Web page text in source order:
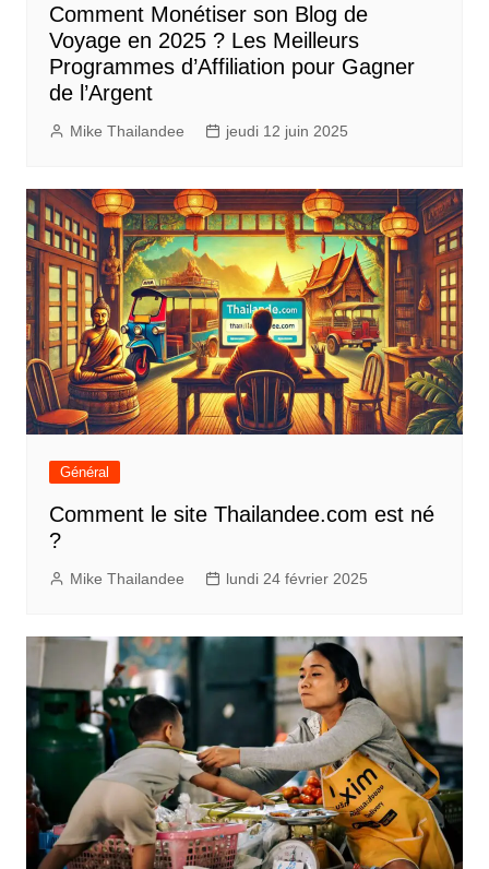
Comment Monétiser son Blog de
Voyage en 2025 ? Les Meilleurs
Programmes d’Affiliation pour Gagner
de l’Argent
Mike Thailandee jeudi 12 juin 2025
Général
Comment le site Thailandee.com est né
?
Mike Thailandee lundi 24 février 2025